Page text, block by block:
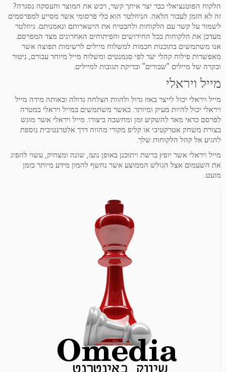
הלקוח הפוטנציאלי כבר יצר איתך קשר, רכש את המוצר והעסקה נסגרה?
זה לא הזמן לעבור הלאה. הניוזלטר הוא כלי פרסומי אשר מסייע למפרסמים
לשמור על קשר עם הלקוחות ולהבטיח את הישארותם ונאמנותם. ניוזלטר
מעדכן את הלקוחות בכל החידושים והפיתוחים האחרונים מצד המפרסם.
אנו משתמשים בתוכנות חכמות למשלוח מיילים לרשימות תפוצה אשר
מאפשרות פילוח קהלי יעד לפי סגמנטים ומשלוח מייל מיוחד עבורם, ניטור
ובקרה של מיילים “שבורים” ובדיקת תגובות למיילים.
מייל ויראלי
מייל ויראלי יכול לייצר באזז גדול ולהוות הצלחה גדולה ובאותה מידה מייל
ויראלי יכול להיות מעיק ומיותר. כאשר משתמשים במייל ויראלי במטרה
לפרסם כדאי מאד להשקיע זמן ומחשבה ביצורו. מייל ויראלי אשר מוגש
בצורת משחק אטרקטיבי או קליפ מקורי מהווה דרך אלטרנטיבית נוספת
להגיע אל קהל הלקוחות שלך.
מייל ויראלי אשר יופץ ברשת ויתוכנן באופן נועז, שונה ומצחיק, עשוי להפיג
את השעמום אצל הגולש הממוצע אשר נחשף להמון מידע מיותר בזמן
מועט.